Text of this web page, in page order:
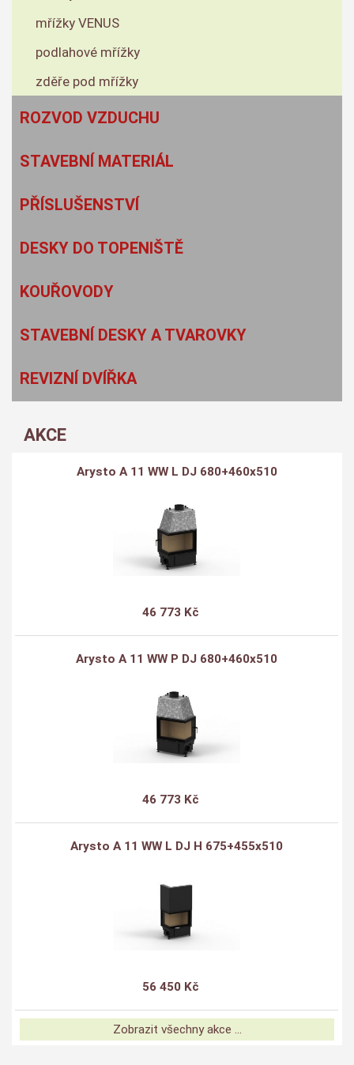
mřížky VENUS
podlahové mřížky
zděře pod mřížky
ROZVOD VZDUCHU
STAVEBNÍ MATERIÁL
PŘÍSLUŠENSTVÍ
DESKY DO TOPENIŠTĚ
KOUŘOVODY
STAVEBNÍ DESKY A TVAROVKY
REVIZNÍ DVÍŘKA
AKCE
Arysto A 11 WW L DJ 680+460x510
46 773 Kč
Arysto A 11 WW P DJ 680+460x510
46 773 Kč
Arysto A 11 WW L DJ H 675+455x510
56 450 Kč
Zobrazit všechny akce ...